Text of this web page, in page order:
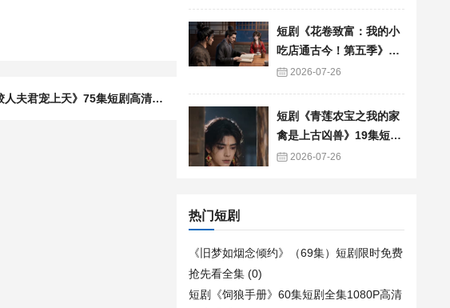
下一篇：短剧《逆转时空，我把鲛人夫君宠上天》75集短剧高清全集免费看
短剧《花卷致富：我的小
吃店通古今！第五季》90
集短剧免费追剧全集资源
2026-07-26
短剧《青莲农宝之我的家
禽是上古凶兽》19集短剧
免费在线观看全集
2026-07-26
热门短剧
《旧梦如烟念倾约》（69集）短剧限时免费
抢先看全集 (0)
短剧《饲狼手册》60集短剧全集1080P高清